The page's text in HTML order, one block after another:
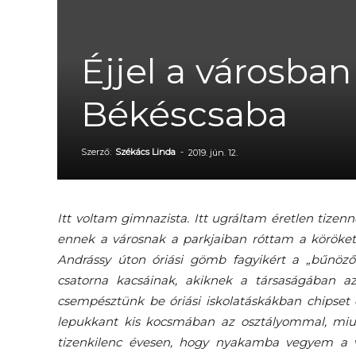
Éjjel a
Békéscsaba
Szerző: Székács Linda - 2019. jún. 12.
Itt voltam gimnazista. Itt ugráltam éretlen
ennek a városnak a parkjaiban róttam a
Andrássy úton óriási gömb fagyikért a
csatorna kacsáinak, akiknek a
csempésztünk be óriási iskolatáskákban
lepukkant kis kocsmában az osztályommal,
tizenkilenc évesen, hogy nyakamba vegyem